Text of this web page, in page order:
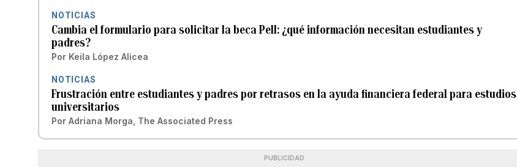
NOTICIAS
Cambia el formulario para solicitar la beca Pell: ¿qué información necesitan estudiantes y
padres?
Por Keila López Alicea
NOTICIAS
Frustración entre estudiantes y padres por retrasos en la ayuda financiera federal para estudios
universitarios
Por Adriana Morga, The Associated Press
PUBLICIDAD